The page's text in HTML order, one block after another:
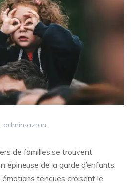
admin-azran
de familles se trouvent
épineuse de la garde d’enfants.
émotions tendues croisent le